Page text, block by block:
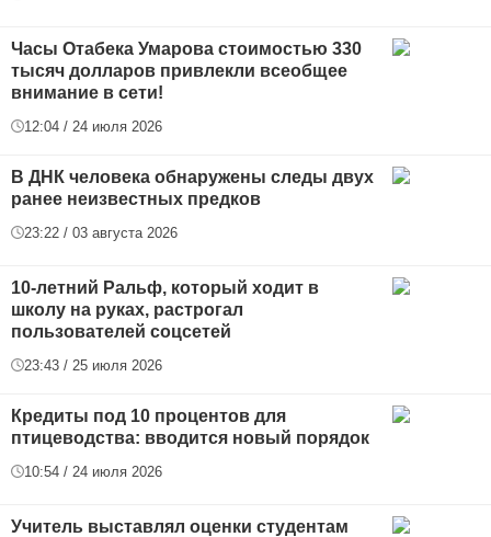
Часы Отабека Умарова стоимостью 330
тысяч долларов привлекли всеобщее
внимание в сети!
12:04 / 24 июля 2026
В ДНК человека обнаружены следы двух
ранее неизвестных предков
23:22 / 03 августа 2026
10-летний Ральф, который ходит в
школу на руках, растрогал
пользователей соцсетей
23:43 / 25 июля 2026
Кредиты под 10 процентов для
птицеводства: вводится новый порядок
10:54 / 24 июля 2026
Учитель выставлял оценки студентам